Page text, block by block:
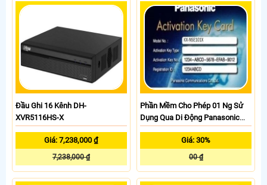
Đầu Ghi 16 Kênh DH-
XVR5116HS-X
Giá: 7,238,000 ₫
7,238,000 ₫
Phần Mềm Cho Phép 01 Ng Sử
Dụng Qua Di Động Panasonic
Giá: 30%
00 ₫